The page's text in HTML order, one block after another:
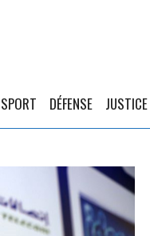
SPORT DÉFENSE JUSTICE